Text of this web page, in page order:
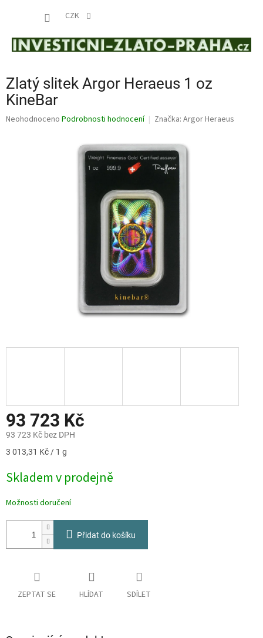
CZK
Zlatý slitek Argor Heraeus 1 oz
KineBar
Průměrné
Neohodnoceno Podrobnosti hodnocení Značka: Argor Heraeus
93 723 Kč
93 723 Kč bez DPH
Měrná
3 013,31 Kč / 1 g
Skladem v prodejně
Možnosti doručení
Přidat do košíku
ZEPTAT SE HLÍDAT SDÍLET